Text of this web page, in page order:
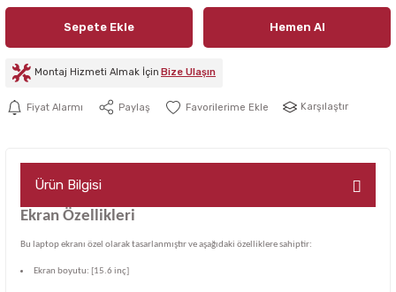
Sepete Ekle Hemen Al
Montaj Hizmeti Almak İçin Bize Ulaşın
Fiyat Alarmı Paylaş Karşılaştır
Ürün Bilgisi
Ekran Özellikleri
Bu laptop ekranı özel olarak tasarlanmıştır ve aşağıdaki özelliklere sahiptir:
Ekran boyutu: [15.6 inç]